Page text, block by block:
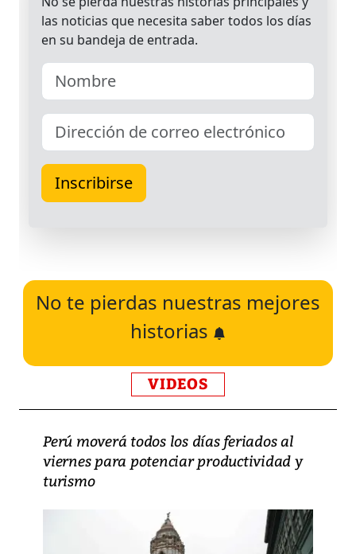
No te pierdas nuestras mejores
historias
VIDEOS
Perú moverá todos los días feriados al
viernes para potenciar productividad y
turismo